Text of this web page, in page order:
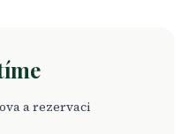
a rezervaci